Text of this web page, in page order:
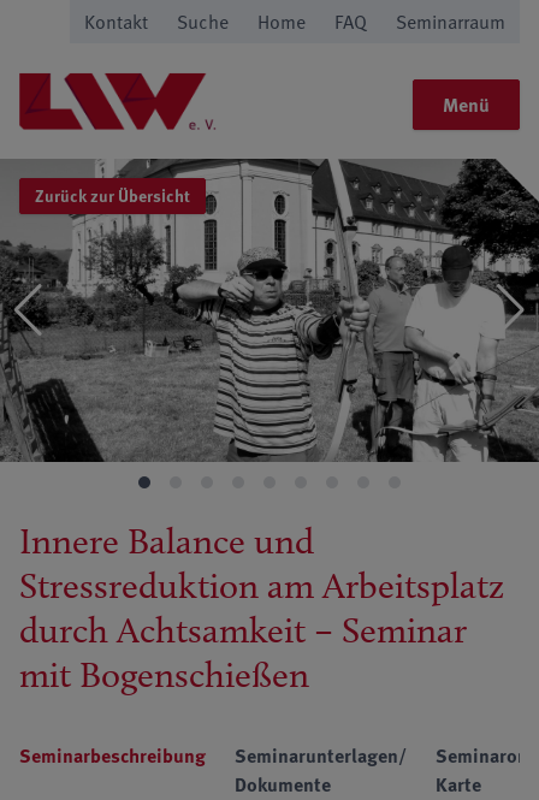
Kontakt Suche Home FAQ Seminarraum
Menü
Zurück zur Übersicht
Innere Balance und
Stressreduktion am Arbeitsplatz
durch Achtsamkeit – Seminar
mit Bogenschießen
Seminarbeschreibung
Seminarunterlagen/
Dokumente
Seminarort/
Karte